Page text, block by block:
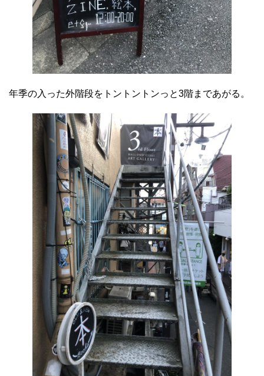
年季の入った外階段をトントントンっと3階まであがる。